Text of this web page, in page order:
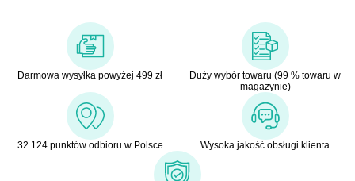
Darmowa wysyłka powyżej 499 zł
Duży wybór towaru (99 % towaru w
magazynie)
32 124 punktów odbioru w Polsce Wysoka jakość obsługi klienta